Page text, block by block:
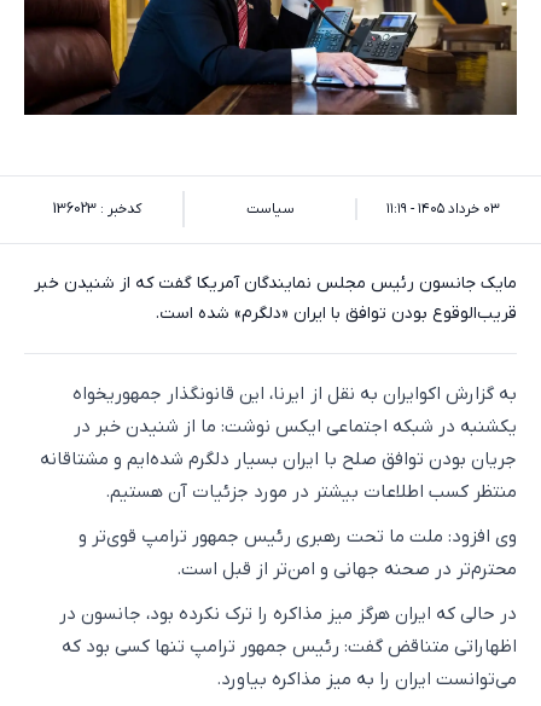
۰۳ خرداد ۱۴۰۵ - ۱۱:۱۹ سیاست کدخبر : 136023
مایک جانسون رئیس مجلس نمایندگان آمریکا گفت که از شنیدن خبر
قریب‌الوقوع بودن توافق با ایران «دلگرم» شده است.
به گزارش اکوایران به نقل از ایرنا، این قانونگذار جمهوریخواه
یکشنبه در شبکه اجتماعی ایکس نوشت: ما از شنیدن خبر در
جریان بودن توافق صلح با ایران بسیار دلگرم شده‌ایم و مشتاقانه
منتظر کسب اطلاعات بیشتر در مورد جزئیات آن هستیم.
وی افزود: ملت ما تحت رهبری رئیس جمهور ترامپ قوی‌تر و
محترم‌تر در صحنه جهانی و امن‌تر از قبل است.
در حالی که ایران هرگز میز مذاکره را ترک نکرده بود، جانسون در
اظهاراتی متناقض گفت: رئیس جمهور ترامپ تنها کسی بود که
می‌توانست ایران را به میز مذاکره بیاورد.